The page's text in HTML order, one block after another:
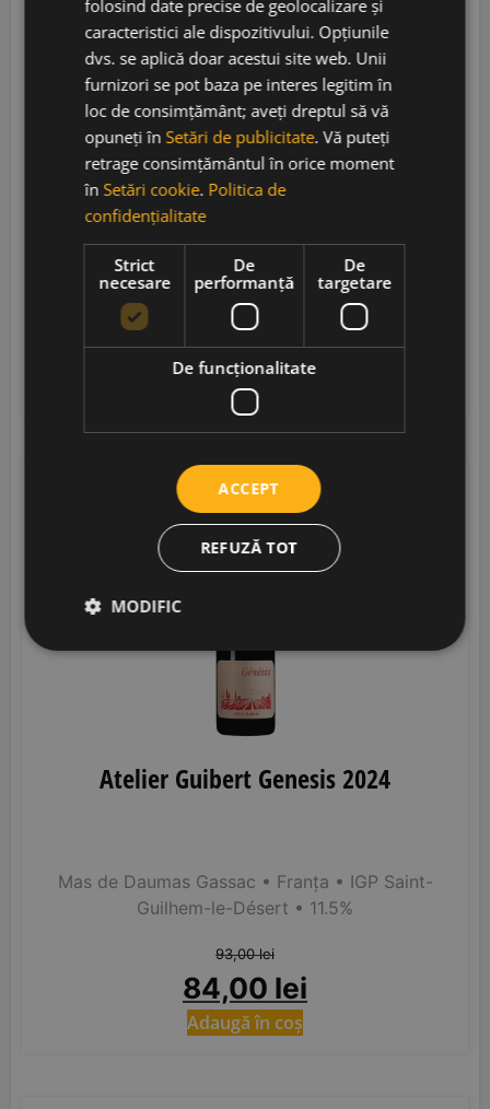
Sarmenti Armentino 2022
Schola Sarmenti • Italia • IGT Salento
90,00
79,00lei
Adaugă în coș
Atelier Guibert Genesis 2024
Mas de Daumas Gassac • Franța • IGP Saint-
Guilhem-le-Désert • 11.5%
93,00lei
84,00 lei
Adaugă în coș
folosind date precise de geolocalizare și
caracteristici ale dispozitivului. Opțiunile
dvs. se aplică doar acestui site web. Unii
furnizori se pot baza pe interes legitim în
loc de consimțământ; aveți dreptul să vă
opuneți în Setări de publicitate. Vă puteți
retrage consimțământul în orice moment
în Setări cookie. Politica de
confidențialitate
Strict
necesare
De
performanță
De
targetare
De funcţionalitate
ACCEPT
REFUZĂ TOT
MODIFIC